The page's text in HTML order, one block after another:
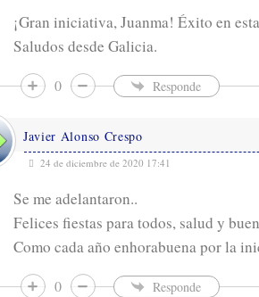
¡Gran iniciativa, Juanma! Éxito en
Saludos desde Galicia.
0 Responde
Javier Alonso Crespo
24 de diciembre de 2020 17:41
Se me adelantaron..
Felices fiestas para todos, salud y
Como cada año enhorabuena por la
0 Responde